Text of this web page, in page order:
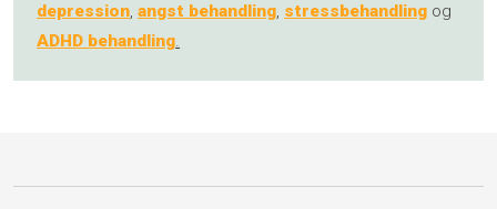
depression,angst behandling, stressbehandling og
ADHD behandling.